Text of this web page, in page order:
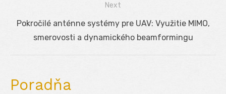
Next
Next
Pokročilé anténne systémy pre UAV: Využitie MIMO,
smerovosti a dynamického beamformingu
Poradňa